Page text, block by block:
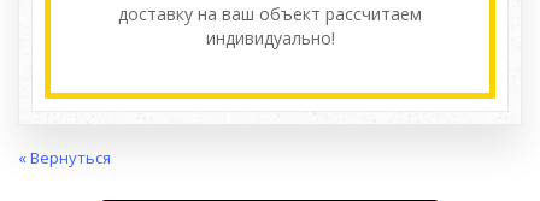
доставку на ваш объект расcчитаем
индивидуально!
« Вернуться